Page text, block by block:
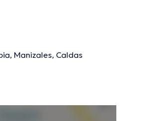
Manizales, Caldas